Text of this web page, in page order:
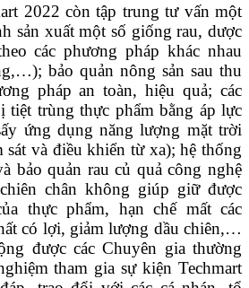
2022 còn tập trung tư vấn một
sản xuất một số giống rau, dược
các phương pháp khác nhau
bảo quản nông sản sau thu
pháp an toàn, hiệu quả; các
tiệt trùng thực phẩm bằng áp lực
ứng dụng năng lượng mặt trời
và điều khiển từ xa); hệ thống
bảo quản rau củ quả công nghệ
chân không giúp giữ được
thực phẩm, hạn chế mất các
có lợi, giảm lượng dầu chiên,…
được các Chuyên gia thường
tham gia sự kiện Techmart